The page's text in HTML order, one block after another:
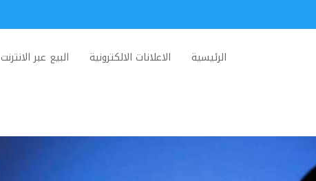
الرئيسية الاعلانات الالكترونية البيع عبر الانترنت